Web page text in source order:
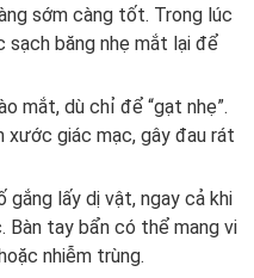
sớm càng tốt. Trong lúc
sạch băng nhẹ mắt lại để
mắt, dù chỉ để “gạt nhẹ”.
xước giác mạc, gây đau rát
lấy dị vật, ngay cả khi
Bàn tay bẩn có thể mang vi
nhiễm trùng.